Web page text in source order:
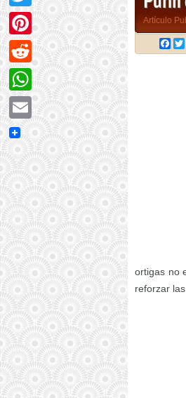
Artículo
ortigas no
reforzar
Twitter
Pinterest
Reddit
WhatsApp
Email